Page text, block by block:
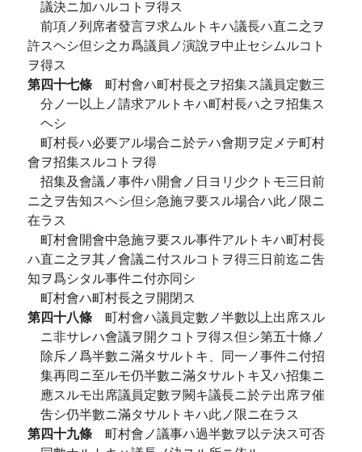
議決ニ加ハルコトヲ得ス
前項ノ列席者發言ヲ求ムルトキハ議長ハ直ニ之ヲ
許スヘシ但シ之カ爲議員ノ演說ヲ中止セシムルコト
ヲ得ス
第四十七條 町村會ハ町村長之ヲ招集ス議員定數三
分ノ一以上ノ請求アルトキハ町村長ハ之ヲ招集ス
ヘシ
町村長ハ必要アル場合ニ於テハ會期ヲ定メテ町村
會ヲ招集スルコトヲ得
招集及會議ノ事件ハ開會ノ日ヨリ少クトモ三日前
ニ之ヲ吿知スヘシ但シ急施ヲ要スル場合ハ此ノ限ニ
在ラス
町村會開會中急施ヲ要スル事件アルトキハ町村長
ハ直ニ之ヲ其ノ會議ニ付スルコトヲ得三日前迄ニ吿
知ヲ爲シタル事件ニ付亦同シ
町村會ハ町村長之ヲ開閉ス
第四十八條 町村會ハ議員定數ノ半數以上出席スル
ニ非サレハ會議ヲ開クコトヲ得ス但シ第五十條ノ
除斥ノ爲半數ニ滿タサルトキ、同一ノ事件ニ付招
集再囘ニ至ルモ仍半數ニ滿タサルトキ又ハ招集ニ
應スルモ出席議員定數ヲ闕キ議長ニ於テ出席ヲ催
吿シ仍半數ニ滿タサルトキハ此ノ限ニ在ラス
第四十九條 町村會ノ議事ハ過半數ヲ以テ決ス可否